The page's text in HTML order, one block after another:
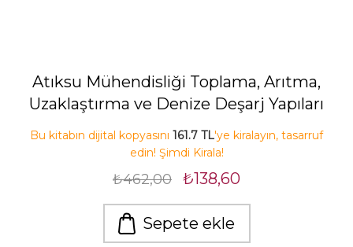
Atıksu Mühendisliği Toplama, Arıtma,
Uzaklaştırma ve Denize Deşarj Yapıları
Bu kitabın dijital kopyasını 161.7 TL'ye kiralayın, tasarruf
edin! Şimdi Kirala!
₺462,00 ₺138,60
Sepete ekle